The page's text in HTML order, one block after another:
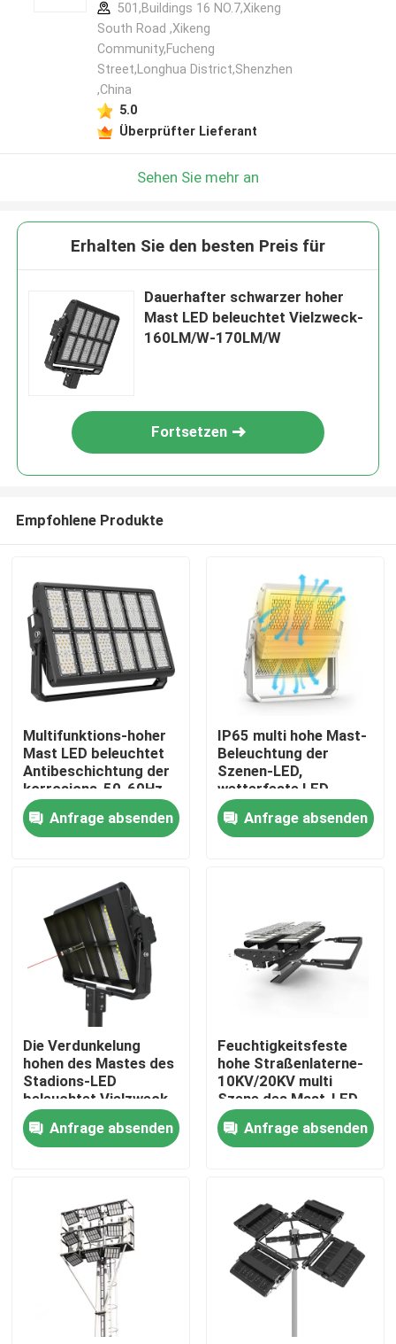
Heim
Videos
ÜBER US
Fabrik-Ausflug
Qualitätskontrolle
LED-Sport-Gerichts-Lichter
LED-STADIONS-LICHT
Flut-Licht LED im Freien
501,Buildings 16 NO.7,Xikeng
South Road ,Xikeng
Community,Fucheng
Street,Longhua District,Shenzhen
,China
5.0
Überprüfter Lieferant
Sehen Sie mehr an
Erhalten Sie den besten Preis für
Dauerhafter schwarzer hoher
Mast LED beleuchtet Vielzweck-
160LM/W-170LM/W
Fortsetzen
Empfohlene Produkte
Multifunktions-hoher
Mast LED beleuchtet
Antibeschichtung der
korrosions-50-60Hz
Anfrage absenden
IP65 multi hohe Mast-
Beleuchtung der
Szenen-LED,
wetterfeste LED-
Flutlicht-
Befestigungen
Anfrage absenden
Die Verdunkelung
hohen des Mastes des
Stadions-LED
beleuchtet Vielzweck-
Wechselstrom 100-
227VAnfrage absenden
Feuchtigkeitsfeste
hohe Straßenlaterne-
10KV/20KV multi
Szene des Mast-LED
Anfrage absenden